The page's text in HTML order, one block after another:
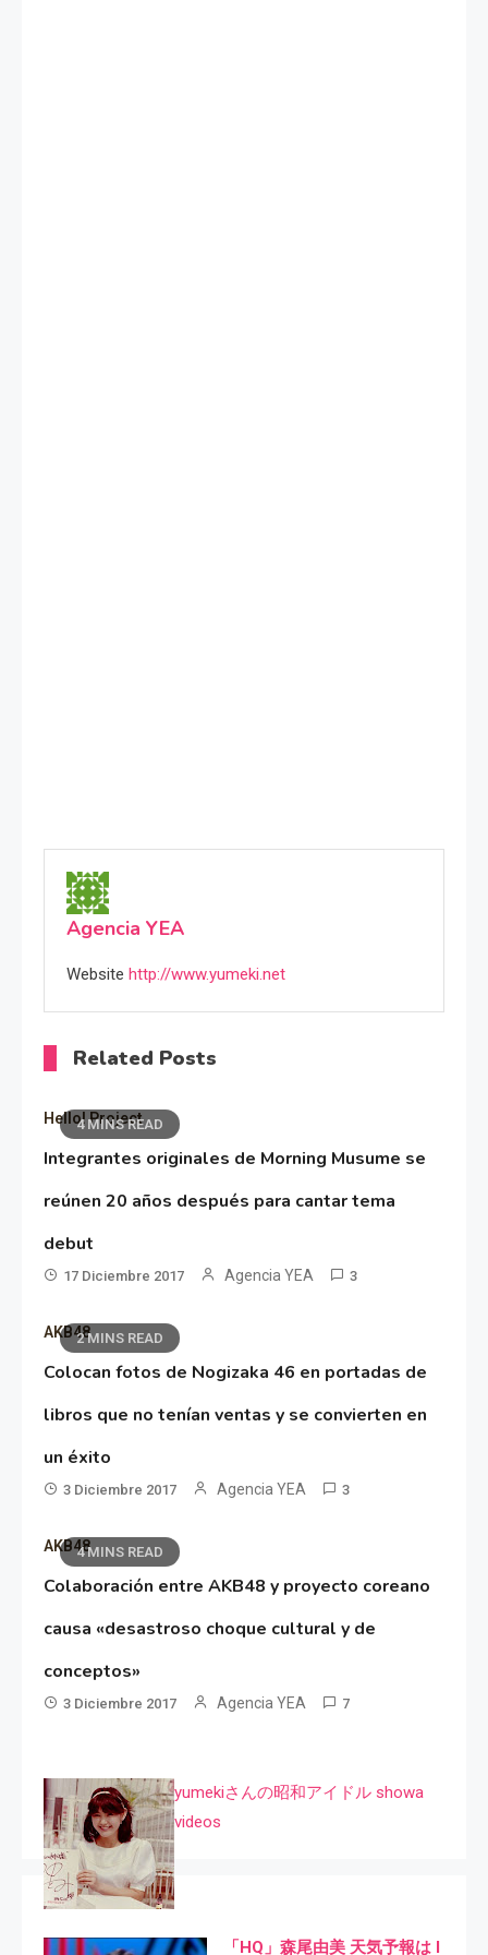
Agencia YEA
Website http://www.yumeki.net
Related Posts
4 MINS READ
Hello! Project
Integrantes originales de Morning Musume se
reúnen 20 años después para cantar tema
debut
17 Diciembre 2017 Agencia YEA 3
2 MINS READ
AKB48
Colocan fotos de Nogizaka 46 en portadas de
libros que no tenían ventas y se convierten en
un éxito
3 Diciembre 2017 Agencia YEA 3
4 MINS READ
AKB48
Colaboración entre AKB48 y proyecto coreano
causa «desastroso choque cultural y de
conceptos»
3 Diciembre 2017 Agencia YEA 7
yumekiさんの昭和アイドル showa
videos
「HQ」森尾由美 天気予報は I